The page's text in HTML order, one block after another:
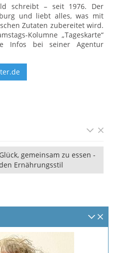
schreibt – seit 1976. Der
und liebt alles, was mit
Zutaten zubereitet wird.
Kolumne „Tageskarte“
Infos bei seiner Agentur
gemeinsam zu essen -
Ernährungsstil